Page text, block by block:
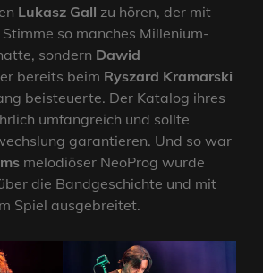
Lukasz Gall zu hören, der mit
so manches Millenium-
sondern Dawid
bereits beim Ryszard Kramarski
beisteuerte. Der Katalog ihres
umfangreich und sollte
garantieren. Und so war
melodiöser NeoProg wurde
die Bandgeschichte und mit
Spiel ausgebreitet.